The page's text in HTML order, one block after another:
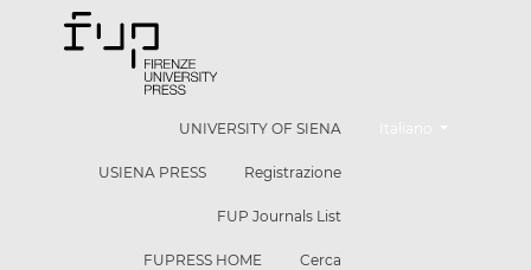
UNIVERSITY OF SIENA
USIENA PRESS Registrazione
FUP Journals List
FUPRESS HOME Cerca